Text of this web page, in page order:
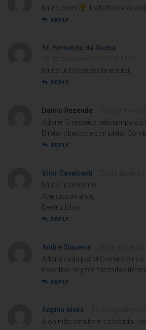
Muito bom!
Trabalho de
REPLY
Sr. Fernando da Rocha
Muito útil! Post esclarecedor.
REPLY
Danilo Rezende
Adorei! O respeito pelo tempo do
Direto, objetivo e completo.
REPLY
Vitor Cavalcanti
Muito útil mesmo!
Atenciosamente,
Beatriz Lima
REPLY
André Siqueira
Adorei cada parte! Conteúdo rico
Esse tipo de post faz toda
REPLY
Sophia Alves
A opinião está bem colocada!